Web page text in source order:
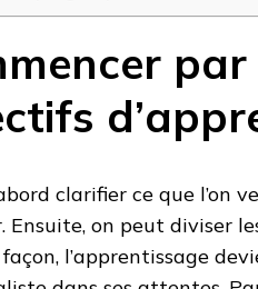
clarifier ce que l’on
Ensuite, on peut diviser
l’apprentissage